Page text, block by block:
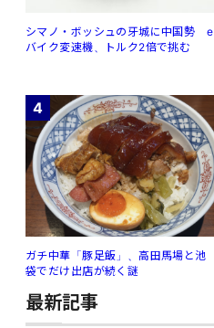
シマノ・ボッシュの牙城に中国勢 e
バイク変速機、トルク2倍で挑む
4
ガチ中華「豚足飯」、高田馬場と池
袋でだけ出店が続く謎
最新記事